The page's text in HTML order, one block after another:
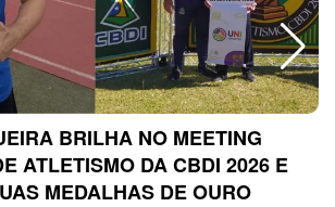
BRILHA NO MEETING
ATLETISMO DA CBDI 2026 E
MEDALHAS DE OURO